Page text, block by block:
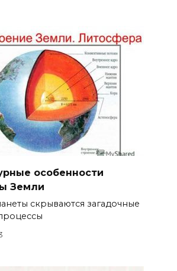
особенности
Земли
скрываются загадочные